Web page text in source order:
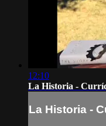
12:10
La Historia -
La Historia -